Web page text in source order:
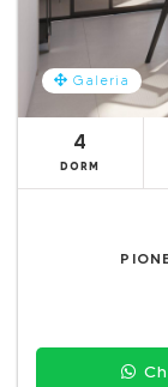
Galeria
4
DORM